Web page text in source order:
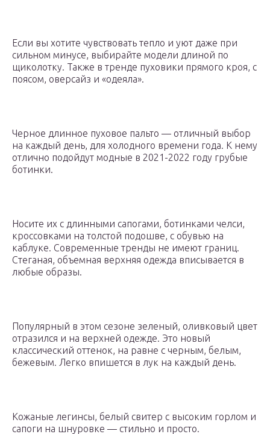
Если вы хотите чувствовать тепло и уют даже при
сильном минусе, выбирайте модели длиной по
щиколотку. Также в тренде пуховики прямого кроя, с
поясом, оверсайз и «одеяла».
Черное длинное пуховое пальто — отличный выбор
на каждый день, для холодного времени года. К нему
отлично подойдут модные в 2021-2022 году грубые
ботинки.
Носите их с длинными сапогами, ботинками челси,
кроссовками на толстой подошве, с обувью на
каблуке. Современные тренды не имеют границ.
Стеганая, объемная верхняя одежда вписывается в
любые образы.
Популярный в этом сезоне зеленый, оливковый цвет
отразился и на верхней одежде. Это новый
классический оттенок, на равне с черным, белым,
бежевым. Легко впишется в лук на каждый день.
Кожаные легинсы, белый свитер с высоким горлом и
сапоги на шнуровке — стильно и просто.